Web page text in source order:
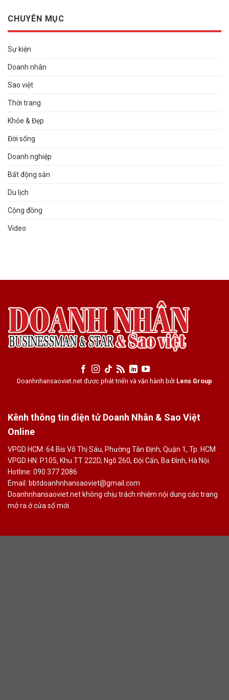
CHUYÊN MỤC
Sự kiện
Doanh nhân
Sao việt
Thời trang
Khỏe & Đẹp
Đời sống
Doanh nghiệp
Bất động sản
Du lịch
Cộng đồng
Video
Doanhnhansaoviet.net được phát triển và vận hành bởi Lens Group
Kênh thông tin điện tử Doanh Nhân & Sao Việt
Online
VPGD HCM: 64 Bis Võ Thị Sáu, Phường Tân Định, Quận 1, Tp. HCM
VPGD HN: P105, Khu TT 222D, Ngõ 260, Đội Cấn, Ba Đình, Hà Nội.
Hotline: 090 377 2086
Email: bbtdoanhnhansaoviet@gmail.com
Doanhnhansaoviet.net không chịu trách nhiệm nội dung các trang
mở ra ở cửa sổ mới.